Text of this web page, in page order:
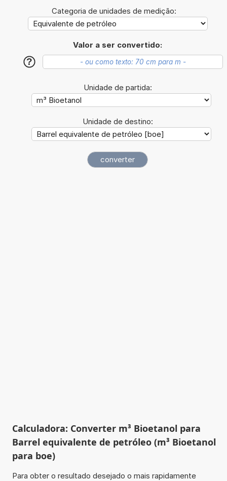
Categoria de unidades de medição:
Valor a ser convertido:
?
Unidade de partida:
Unidade de destino:
Calculadora: Converter m³ Bioetanol para
Barrel equivalente de petróleo (m³ Bioetanol
para boe)
Para obter o resultado desejado o mais rapidamente